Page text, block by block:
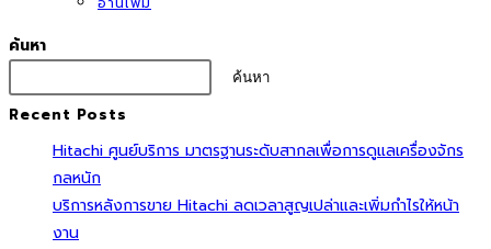
ค้นหา
ค้นหา
Recent Posts
Hitachi ศูนย์บริการ มาตรฐานระดับสากลเพื่อการดูแลเครื่องจักร
กลหนัก
บริการหลังการขาย Hitachi ลดเวลาสูญเปล่าและเพิ่มกำไรให้หน้า
งาน